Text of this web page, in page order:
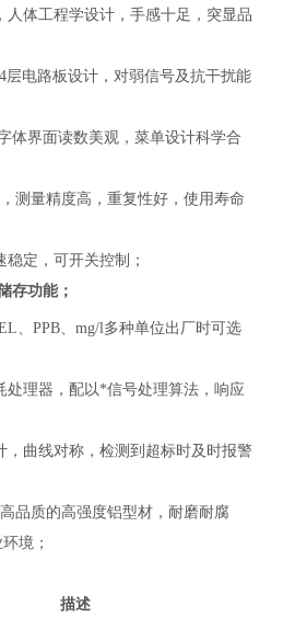
人体工程学设计，手感十足，突显品
电路板设计，对弱信号及抗干扰能
体界面读数美观，菜单设计科学合
测量精度高，重复性好，使用寿命
定，可开关控制；
存功能；
、PPB、mg/l多种单位出厂时可选
理器，配以*信号处理算法，响应
曲线对称，检测到超标时及时报警
品质的高强度铝型材，耐磨耐腐
境；
描述